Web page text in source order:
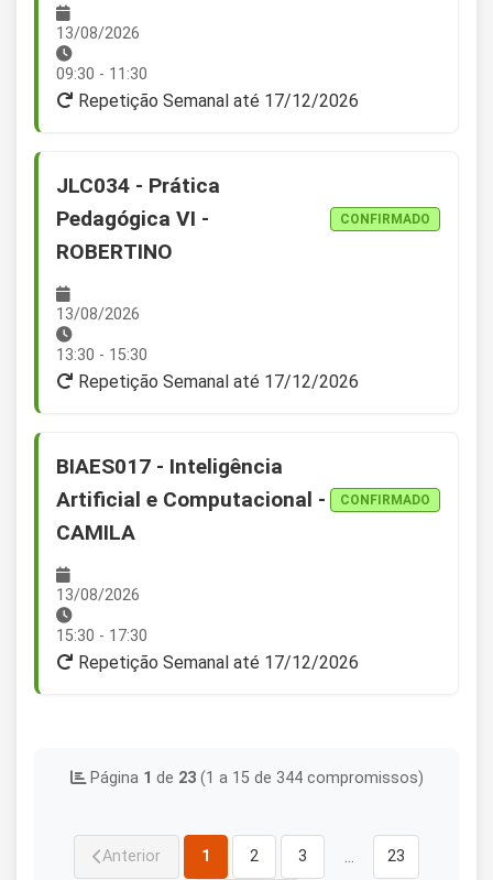
13/08/2026
09:30 - 11:30
Repetição Semanal até 17/12/2026
JLC034 - Prática
Pedagógica VI -
ROBERTINO
CONFIRMADO
13/08/2026
13:30 - 15:30
Repetição Semanal até 17/12/2026
BIAES017 - Inteligência
Artificial e Computacional -
CAMILA
CONFIRMADO
13/08/2026
15:30 - 17:30
Repetição Semanal até 17/12/2026
Página 1 de 23(1 a 15 de 344 compromissos)
Anterior 1 2 3 ... 23